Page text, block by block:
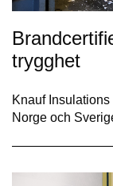
trygghet
Knauf
Norge och